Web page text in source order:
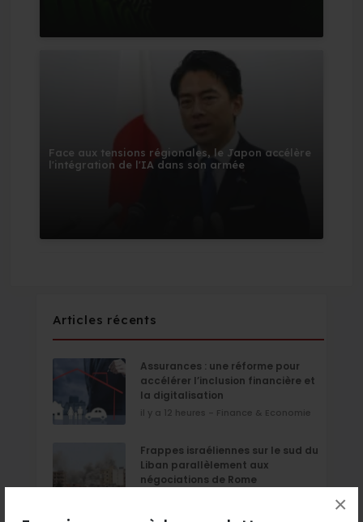
×
Face aux tensions régionales, le Japon accélère
l'intégration de l'IA dans son armée
Articles récents
Assurances : une réforme pour
accélérer l’inclusion financière et
la digitalisation
il y a 12 heures - Finance & Economie
Frappes israéliennes sur le sud du
Liban parallèlement aux
négociations de Rome